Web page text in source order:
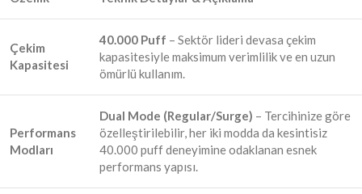
Çekim
Kapasitesi
40.000 Puff – Sektör lideri devasa çekim
kapasitesiyle maksimum verimlilik ve en uzun
ömürlü kullanım.
Performans
Modları
Dual Mode (Regular/Surge) – Tercihinize göre
özelleştirilebilir, her iki modda da kesintisiz
40.000 puff deneyimine odaklanan esnek
performans yapısı.